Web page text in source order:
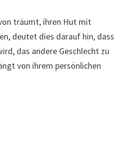
träumt, ihren Hut mit
deutet dies darauf hin, dass
das andere Geschlecht zu
von ihrem persönlichen